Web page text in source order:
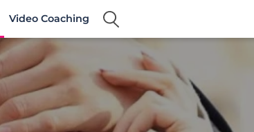
Video Coaching